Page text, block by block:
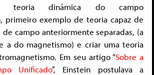
teoria dinâmica do campo
primeiro exemplo de teoria capaz de
de campo anteriormente separadas, (a
a do magnetismo) e criar uma teoria
Em seu artigo “Sobre a
Unificado”, Einstein postulava a